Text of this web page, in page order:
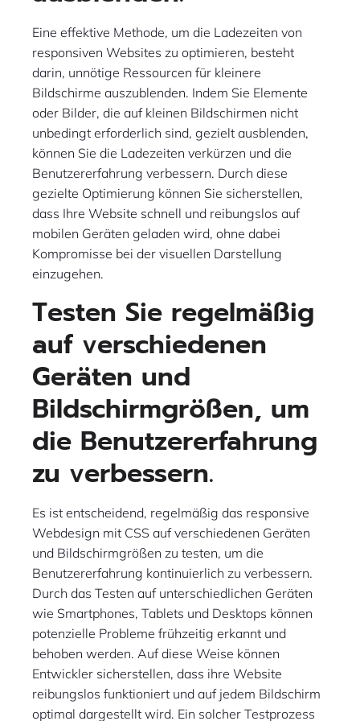
Eine effektive Methode, um die Ladezeiten von
responsiven Websites zu optimieren, besteht
darin, unnötige Ressourcen für kleinere
Bildschirme auszublenden. Indem Sie Elemente
oder Bilder, die auf kleinen Bildschirmen nicht
unbedingt erforderlich sind, gezielt ausblenden,
können Sie die Ladezeiten verkürzen und die
Benutzererfahrung verbessern. Durch diese
gezielte Optimierung können Sie sicherstellen,
dass Ihre Website schnell und reibungslos auf
mobilen Geräten geladen wird, ohne dabei
Kompromisse bei der visuellen Darstellung
einzugehen.
Testen Sie regelmäßig
auf verschiedenen
Geräten und
Bildschirmgrößen, um
die Benutzererfahrung
zu verbessern.
Es ist entscheidend, regelmäßig das responsive
Webdesign mit CSS auf verschiedenen Geräten
und Bildschirmgrößen zu testen, um die
Benutzererfahrung kontinuierlich zu verbessern.
Durch das Testen auf unterschiedlichen Geräten
wie Smartphones, Tablets und Desktops können
potenzielle Probleme frühzeitig erkannt und
behoben werden. Auf diese Weise können
Entwickler sicherstellen, dass ihre Website
reibungslos funktioniert und auf jedem Bildschirm
optimal dargestellt wird. Ein solcher Testprozess